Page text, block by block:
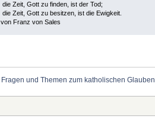
die Zeit, Gott zu finden, ist der Tod;
die Zeit, Gott zu besitzen, ist die Ewigkeit.
von Franz von Sales
Fragen und Themen zum katholischen Glauben